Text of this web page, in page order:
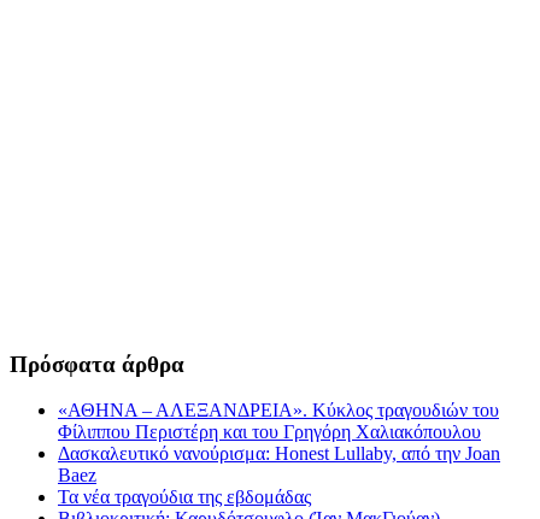
Πρόσφατα άρθρα
«ΑΘΗΝΑ – ΑΛΕΞΑΝΔΡΕΙΑ». Κύκλος τραγουδιών του
Φίλιππου Περιστέρη και του Γρηγόρη Χαλιακόπουλου
Δασκαλευτικό νανούρισμα: Honest Lullaby, από την Joan
Baez
Τα νέα τραγούδια της εβδομάδας